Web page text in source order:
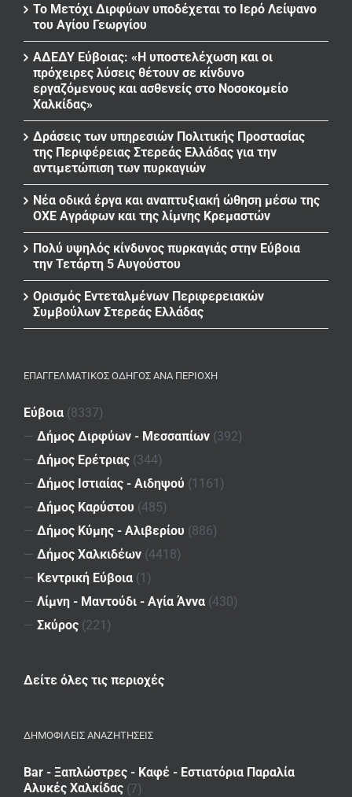
Το Μετόχι Διρφύων υποδέχεται το Ιερό Λείψανο
του Αγίου Γεωργίου
ΑΔΕΔΥ Εύβοιας: «Η υποστελέχωση και οι
πρόχειρες λύσεις θέτουν σε κίνδυνο
εργαζόμενους και ασθενείς στο Νοσοκομείο
Χαλκίδας»
Δράσεις των υπηρεσιών Πολιτικής Προστασίας
της Περιφέρειας Στερεάς Ελλάδας για την
αντιμετώπιση των πυρκαγιών
Νέα οδικά έργα και αναπτυξιακή ώθηση μέσω της
ΟΧΕ Αγράφων και της λίμνης Κρεμαστών
Πολύ υψηλός κίνδυνος πυρκαγιάς στην Εύβοια
την Τετάρτη 5 Αυγούστου
Ορισμός Εντεταλμένων Περιφερειακών
Συμβούλων Στερεάς Ελλάδας
ΕΠΑΓΓΕΛΜΑΤΙΚΌΣ ΟΔΗΓΌΣ ΑΝΆ ΠΕΡΙΟΧΉ
Εύβοια (8337)
— Δήμος Διρφύων - Μεσσαπίων (392)
— Δήμος Ερέτριας (344)
— Δήμος Ιστιαίας - Αιδηψού (1161)
— Δήμος Καρύστου (485)
— Δήμος Κύμης - Αλιβερίου (886)
— Δήμος Χαλκιδέων (4418)
— Κεντρική Εύβοια (1)
— Λίμνη - Μαντούδι - Αγία Άννα (430)
— Σκύρος (221)
Δείτε όλες τις περιοχές
ΔΗΜΟΦΙΛΕΙΣ ΑΝΑΖΗΤΗΣΕΙΣ
Bar - Ξαπλώστρες - Καφέ - Εστιατόρια Παραλία
Αλυκές Χαλκίδας (7)